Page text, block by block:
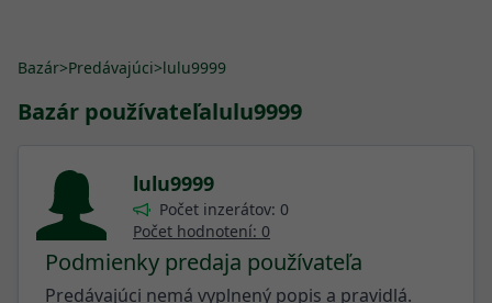
Bazár>Predávajúci>lulu9999
Bazár používateľalulu9999
lulu9999
Počet inzerátov: 0
Počet hodnotení: 0
Podmienky predaja používateľa
Predávajúci nemá vyplnený popis a pravidlá.